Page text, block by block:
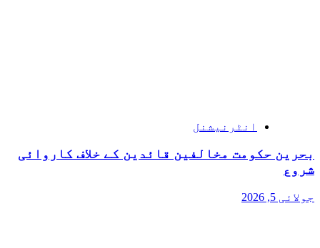
انٹرنیشنل
بحرین حکومت مخالفین قائدین کے خلاف کاروائی
شروع
جولائی 5, 2026